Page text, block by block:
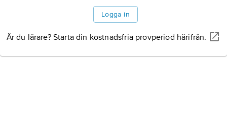
Logga in
Är du lärare? Starta din kostnadsfria provperiod härifrån.